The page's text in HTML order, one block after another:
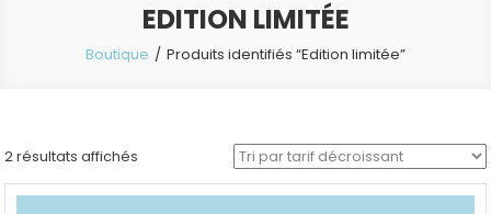
EDITION LIMITÉE
Boutique Produits identifiés “Edition limitée”
2 résultats affichés
par